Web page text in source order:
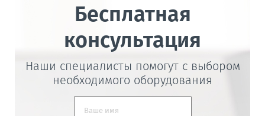
Бесплатная
консультация
Наши специалисты помогут с выбором
необходимого оборудования